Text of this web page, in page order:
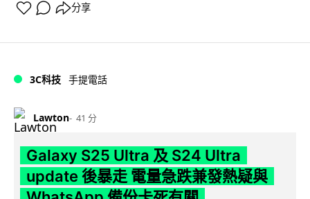
分享
3C科技 手提電話
Lawton 41 分
Galaxy S25 Ultra 及 S24 Ultra
update 後暴走 電量急跌兼發熱疑與